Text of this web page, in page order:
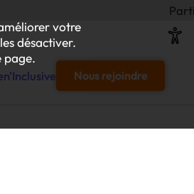
votre
désactiver.
page.
Participez aux
Nous rejoindre